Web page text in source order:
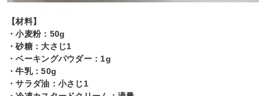
【材料】
・小麦粉：50g
・砂糖：大さじ1
・ベーキングパウダー：1g
・牛乳：50g
・サラダ油：小さじ1